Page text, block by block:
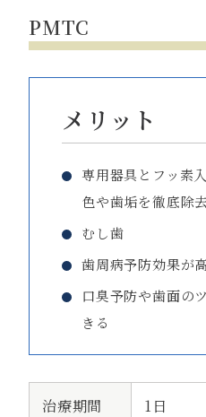
PMTC
メリット
専用器具とフッ素
色や歯垢を徹底除
むし歯
歯周病予防効果が
口臭予防や歯面の
きる
治療期間 1日